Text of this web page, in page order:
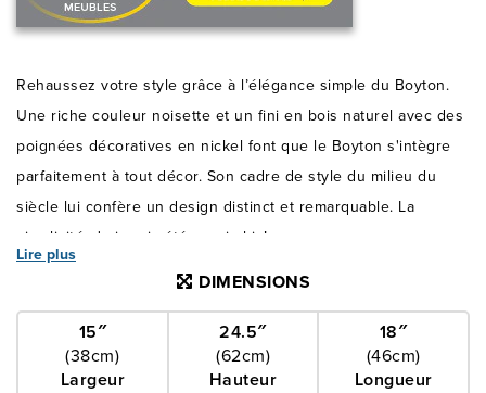
Rehaussez votre style grâce à l’élégance simple du Boyton.
Une riche couleur noisette et un fini en bois naturel avec des
poignées décoratives en nickel font que le Boyton s'intègre
parfaitement à tout décor. Son cadre de style du milieu du
siècle lui confère un design distinct et remarquable. La
simplicité n'a jamais été aussi chic!
Lire plus
DIMENSIONS
15″
(38cm)
Largeur
24.5″
(62cm)
Hauteur
18″
(46cm)
Longueur